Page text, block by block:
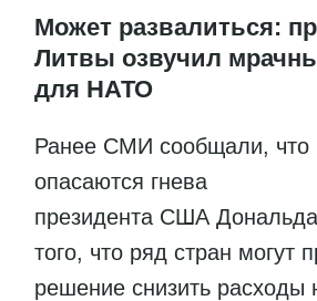
Может развалиться:
Литвы озвучил
для НАТО
Ранее СМИ сообщали, что
опасаются гнева
президента США
того, что ряд стран могут
решение снизить расходы